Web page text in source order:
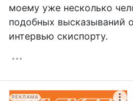
моему уже несколько
подобных высказываний
интервью скиспорту.
РЕКЛАМА